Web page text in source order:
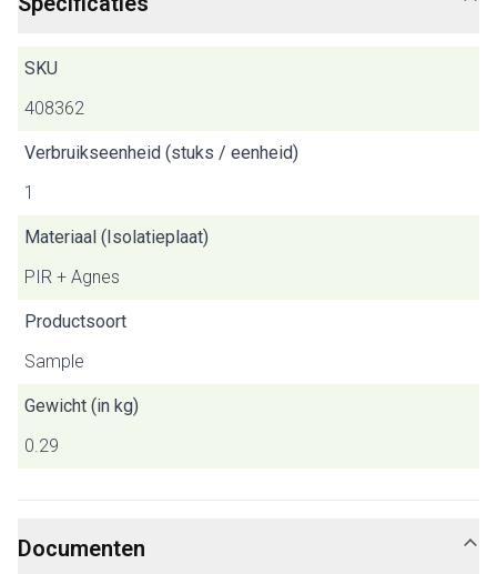
SKU
408362
Verbruikseenheid (stuks / eenheid)
1
Materiaal (Isolatieplaat)
PIR + Agnes
Productsoort
Sample
Gewicht (in kg)
0.29
Documenten